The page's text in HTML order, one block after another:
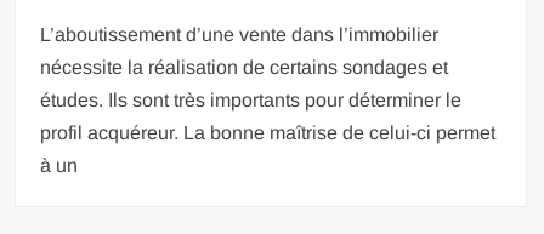
L’aboutissement d’une vente dans l’immobilier
nécessite la réalisation de certains sondages et
études. Ils sont très importants pour déterminer le
profil acquéreur. La bonne maîtrise de celui-ci permet
à un